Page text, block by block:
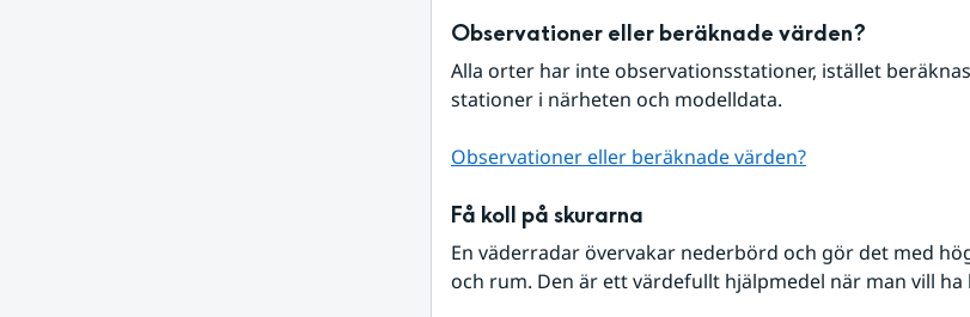
Observationer eller beräknade värden?
Alla orter har inte observationsstationer, istället
stationer i närheten och modelldata.
Observationer eller beräknade värden?
Få koll på skurarna
En väderradar övervakar nederbörd och gör det med
och rum. Den är ett värdefullt hjälpmedel när man vill ha